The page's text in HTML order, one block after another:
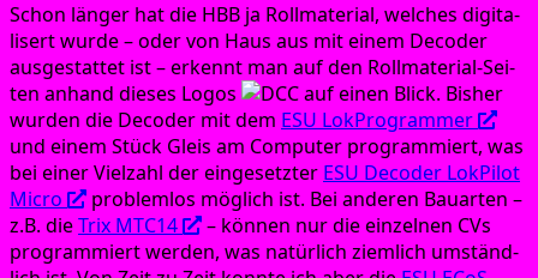
Schon län­ger hat die HBB ja Roll­ma­te­ri­al, wel­ches digi­ta­
li­sert wur­de – oder von Haus aus mit einem Deco­der
aus­ge­stat­tet ist – erkennt man auf den Roll­ma­te­ri­al-Sei­
ten anhand die­ses Logos
auf einen Blick. Bis­her
wur­den die Deco­der mit dem ESU Lok­Pro­gramm­er
und einem Stück Gleis am Com­pu­ter pro­gram­miert, was
bei einer Viel­zahl der ein­ge­setz­ter ESU Deco­der Lok­Pi­lot
Micro
pro­blem­los mög­lich ist. Bei ande­ren Bau­ar­ten –
z.B. dieTrix MTC14
– kön­nen nur die ein­zel­nen CVs
pro­gram­miert wer­den, was natür­lich ziem­lich umständ­